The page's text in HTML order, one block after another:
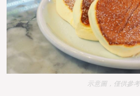
示意圖，僅供參考